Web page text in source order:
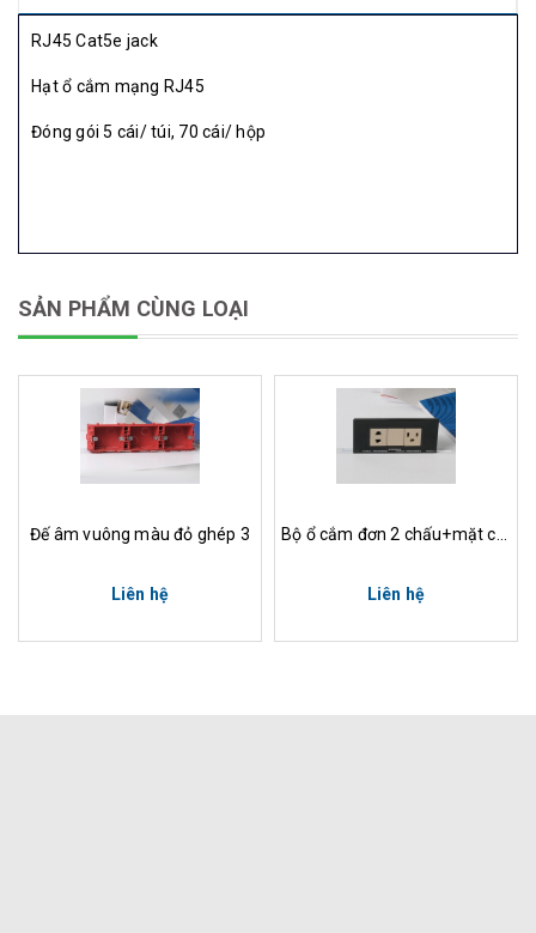
RJ45 Cat5e jack
Hạt ổ cắm mạng RJ45
Đóng gói 5 cái/ túi, 70 cái/ hộp
SẢN PHẨM CÙNG LOẠI
Đế âm vuông màu đỏ ghép 3
Liên hệ Liên hệ